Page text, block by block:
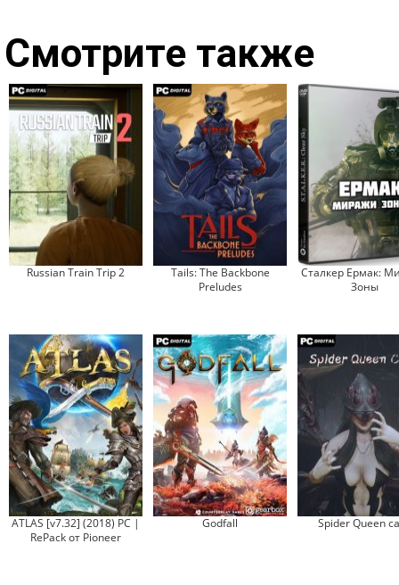
Смотрите также
Russian Train Trip 2
Tails: The Backbone
Preludes
Сталкер Ермак:
Зоны
ATLAS [v7.32] (2018) PC |
RePack от Pioneer
Godfall Spider Queen